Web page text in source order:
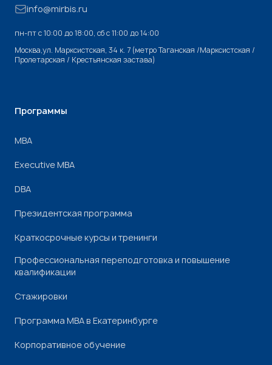
info@mirbis.ru
пн-пт с 10:00 до 18:00, cб с 11:00 до 14:00
Москва,ул. Марксистская, 34 к. 7 (метро Таганская /Марксистская /
Пролетарская / Крестьянская застава)
Программы
МВА
Executive MBA
DBA
Президентская программа
Краткосрочные курсы и тренинги
Профессиональная переподготовка и повышение
квалификации
Стажировки
Программа МВА в Екатеринбурге
Корпоративное обучение